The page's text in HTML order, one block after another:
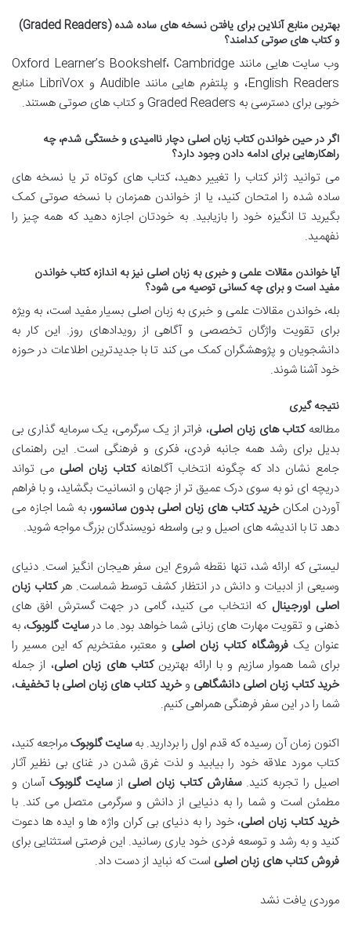
بهترین منابع آنلاین برای یافتن نسخه های ساده شده (Graded Readers)
و کتاب های صوتی کدامند؟
وب سایت هایی مانند Oxford Learner’s Bookshelf، Cambridge
English Readers، و پلتفرم هایی مانند Audible و LibriVox منابع
خوبی برای دسترسی به Graded Readers و کتاب های صوتی هستند.
اگر در حین خواندن کتاب زبان اصلی دچار ناامیدی و خستگی شدم، چه
راهکارهایی برای ادامه دادن وجود دارد؟
می توانید ژانر کتاب را تغییر دهید، کتاب های کوتاه تر یا نسخه های
ساده شده را امتحان کنید، یا از خواندن همزمان با نسخه صوتی کمک
بگیرید تا انگیزه خود را بازیابید. به خودتان اجازه دهید که همه چیز را
نفهمید.
آیا خواندن مقالات علمی و خبری به زبان اصلی نیز به اندازه کتاب خواندن
مفید است و برای چه کسانی توصیه می شود؟
بله، خواندن مقالات علمی و خبری به زبان اصلی بسیار مفید است، به ویژه
برای تقویت واژگان تخصصی و آگاهی از رویدادهای روز. این کار به
دانشجویان و پژوهشگران کمک می کند تا با جدیدترین اطلاعات در حوزه
خود آشنا شوند.
نتیجه گیری
مطالعهکتاب های زبان اصلی، فراتر از یک سرگرمی، یک سرمایه گذاری بی
بدیل برای رشد همه جانبه فردی، فکری و فرهنگی است. این راهنمای
جامع نشان داد که چگونه انتخاب آگاهانهکتاب زبان اصلی می تواند
دریچه ای نو به سوی درک عمیق تر از جهان و انسانیت بگشاید، و با فراهم
آوردن امکانخرید کتاب های زبان اصلی بدون سانسور، به شما اجازه می
دهد تا با اندیشه های اصیل و بی واسطه نویسندگان بزرگ مواجه شوید.
لیستی که ارائه شد، تنها نقطه شروع این سفر هیجان انگیز است. دنیای
وسیعی از ادبیات و دانش در انتظار کشف توسط شماست. هرکتاب زبان
اصلی اورجینال که انتخاب می کنید، گامی در جهت گسترش افق های
ذهنی و تقویت مهارت های زبانی شما خواهد بود. ما درسایت گلوبوک، به
عنوان یکفروشگاه کتاب زبان اصلی و معتبر، مفتخریم که این مسیر را
برای شما هموار سازیم و با ارائه بهترینکتاب های زبان اصلی، از جمله
خرید کتاب زبان اصلی دانشگاهی وخرید کتاب های زبان اصلی با تخفیف،
شما را در این سفر فرهنگی همراهی کنیم.
اکنون زمان آن رسیده که قدم اول را بردارید. بهسایت گلوبوکمراجعه کنید،
کتاب مورد علاقه خود را بیابید و لذت غرق شدن در غنای بی نظیر آثار
اصیل را تجربه کنید.سفارش کتاب زبان اصلی ازسایت گلوبوک آسان و
مطمئن است و شما را به دنیایی از دانش و سرگرمی متصل می کند. با
خرید کتاب زبان اصلی، خود را به دنیای بی کران واژه ها و ایده ها دعوت
کنید و به رشد و توسعه فردی خود یاری رسانید. این فرصتی استثنایی برای
فروش کتاب های زبان اصلی است که نباید از دست داد.
موردی یافت نشد